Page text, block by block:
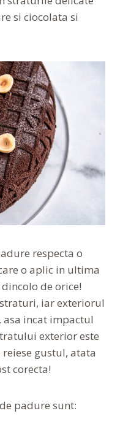
si ciocolata si
respecta o
o aplic in ultima
de orice!
iar exteriorul
asa incat impactul
exterior este
gustul, atata
corecta!
padure sunt: